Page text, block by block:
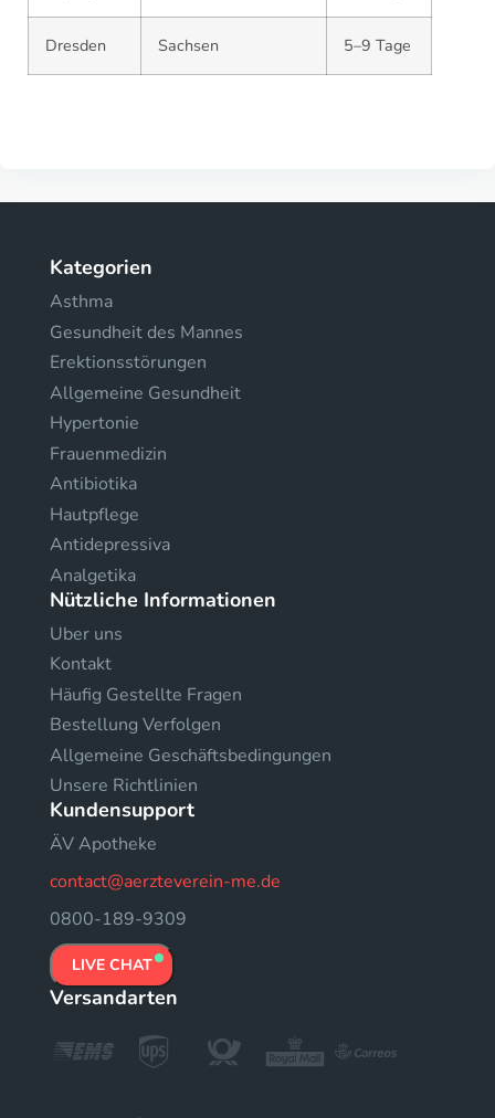
Dresden Sachsen 5–9 Tage
Kategorien
Asthma
Gesundheit des Mannes
Erektionsstörungen
Allgemeine Gesundheit
Hypertonie
Frauenmedizin
Antibiotika
Hautpflege
Antidepressiva
Analgetika
Nützliche Informationen
Uber uns
Kontakt
Häufig Gestellte Fragen
Bestellung Verfolgen
Allgemeine Geschäftsbedingungen
Unsere Richtlinien
Kundensupport
ÄV Apotheke
contact@aerzteverein-me.de
0800-189-9309
LIVE CHAT
Versandarten